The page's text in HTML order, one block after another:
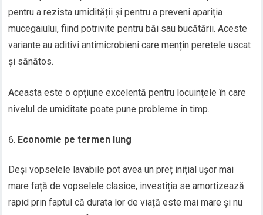
pentru a rezista umidității și pentru a preveni apariția
mucegaiului, fiind potrivite pentru băi sau bucătării. Aceste
variante au aditivi antimicrobieni care mențin peretele uscat
și sănătos.
Aceasta este o opțiune excelentă pentru locuințele în care
nivelul de umiditate poate pune probleme în timp.
Economie pe termen lung
Deși vopselele lavabile pot avea un preț inițial ușor mai
mare față de vopselele clasice, investiția se amortizează
rapid prin faptul că durata lor de viață este mai mare și nu